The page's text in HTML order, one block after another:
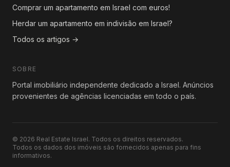
Comprar um apartamento em Israel com euros!
Herdar um apartamento em indivisão em Israel?
Todos os artigos →
SOBRE
Portal imobiliário independente dedicado a Israel. Anúncios
provenientes de agências licenciadas em todo o país.
© 2026 Real Estate Israel. Todos os direitos reservados.
Todos os dados dos imóveis são fornecidos apenas para fins
informativos.